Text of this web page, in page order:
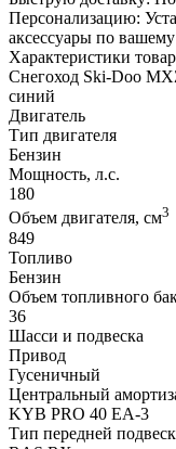
Персонализацию:
аксессуары по
Характеристики
Снегоход Ski-Doo
синий
Двигатель
Тип двигателя
Бензин
Мощность, л.с.
180
Объем двигателя, см3
849
Топливо
Бензин
Объем топливного
36
Шасси и подвеска
Привод
Гусеничный
Центральный
KYB PRO 40 EA-3
Тип передней